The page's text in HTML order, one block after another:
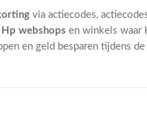
via actiecodes,
Hp webshops en winkels waar
en geld besparen tijdens de